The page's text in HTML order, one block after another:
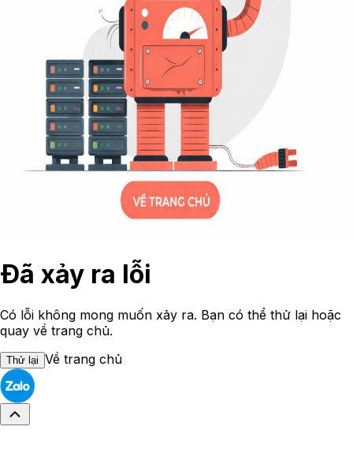
Đã xảy ra lỗi
Có lỗi không mong muốn xảy ra. Bạn có thể thử lại hoặc
quay về trang chủ.
Thử lại Về trang chủ